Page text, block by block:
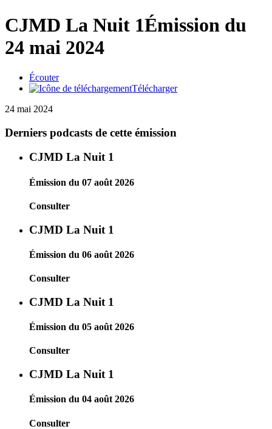
CJMD La Nuit 1Émission du
24 mai 2024
Écouter
Télécharger
24 mai 2024
Derniers podcasts de cette émission
CJMD La Nuit 1
Émission du 07 août 2026
Consulter
CJMD La Nuit 1
Émission du 06 août 2026
Consulter
CJMD La Nuit 1
Émission du 05 août 2026
Consulter
CJMD La Nuit 1
Émission du 04 août 2026
Consulter